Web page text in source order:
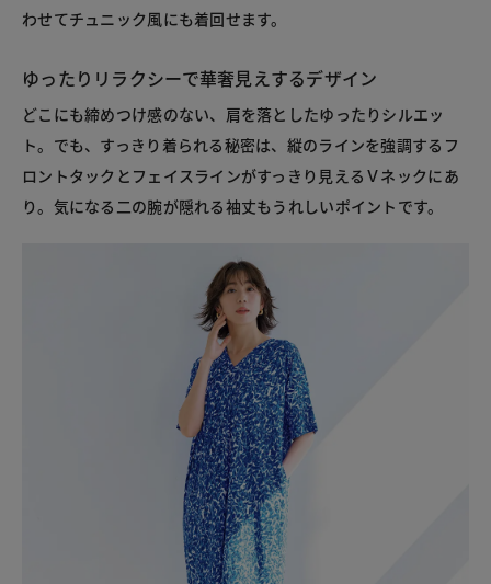
わせてチュニック風にも着回せます。
ゆったりリラクシーで華奢見えするデザイン
どこにも締めつけ感のない、肩を落としたゆったりシルエッ
ト。でも、すっきり着られる秘密は、縦のラインを強調するフ
ロントタックとフェイスラインがすっきり見えるＶネックにあ
り。気になる二の腕が隠れる袖丈もうれしいポイントです。